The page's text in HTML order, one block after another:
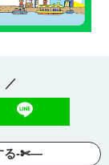
／
る-✄—